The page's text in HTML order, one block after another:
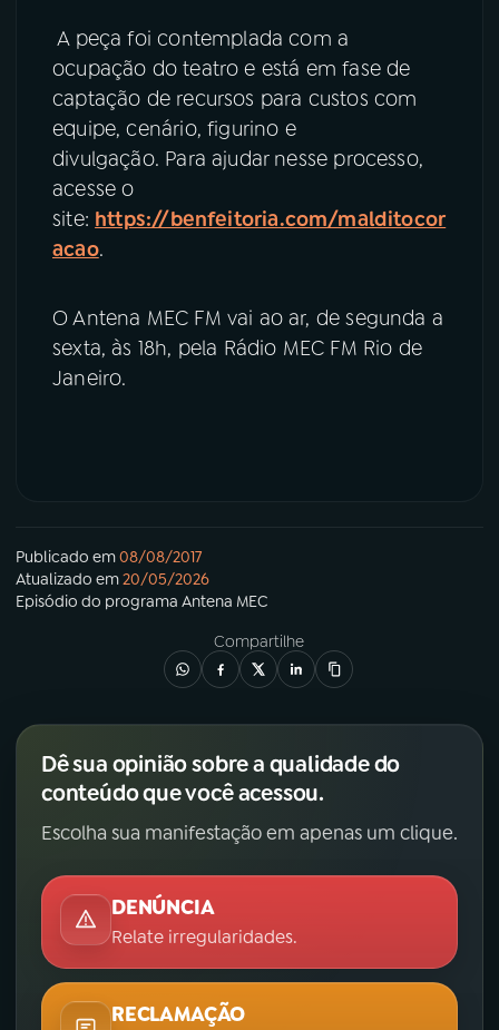
A peça foi contemplada com a
ocupação do teatro e está em fase de
captação de recursos para custos com
equipe, cenário, figurino e
divulgação. Para ajudar nesse processo,
acesse o
site: https://benfeitoria.com/malditocor
acao.
O Antena MEC FM vai ao ar, de segunda a
sexta, às 18h, pela Rádio MEC FM Rio de
Janeiro.
Publicado em08/08/2017
Atualizado em20/05/2026
Episódio do programa Antena MEC
Compartilhe
Dê sua opinião sobre a qualidade do
conteúdo que você acessou.
Escolha sua manifestação em apenas um clique.
DENÚNCIA
Relate irregularidades.
RECLAMAÇÃO